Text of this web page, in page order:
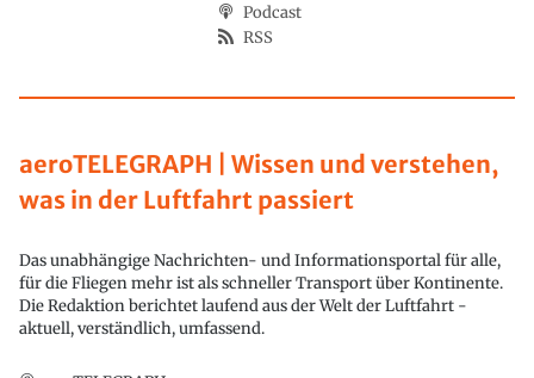
aeroTELEGRAPH | Wissen und verstehen,
was in der Luftfahrt passiert
Das unabhängige Nachrichten- und Informationsportal für alle,
für die Fliegen mehr ist als schneller Transport über Kontinente.
Die Redaktion berichtet laufend aus der Welt der Luftfahrt -
aktuell, verständlich, umfassend.
Podcast
RSS